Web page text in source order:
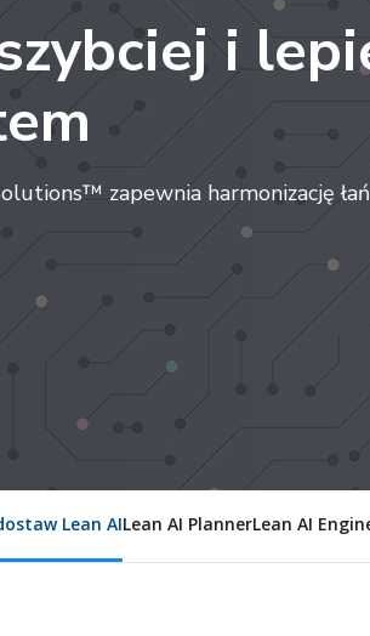
i
zapewnia harmonizację
Lean AILean AI PlannerLean AI